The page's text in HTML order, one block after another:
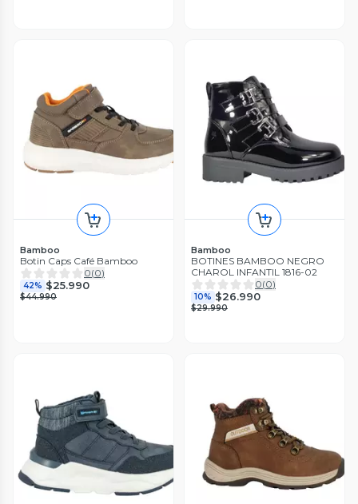
Bamboo
Botin Caps Café Bamboo
0(0)
42% $25.990
$44.990
Bamboo
BOTINES BAMBOO NEGRO
CHAROL INFANTIL 1816-02
0(0)
10% $26.990
$29.990